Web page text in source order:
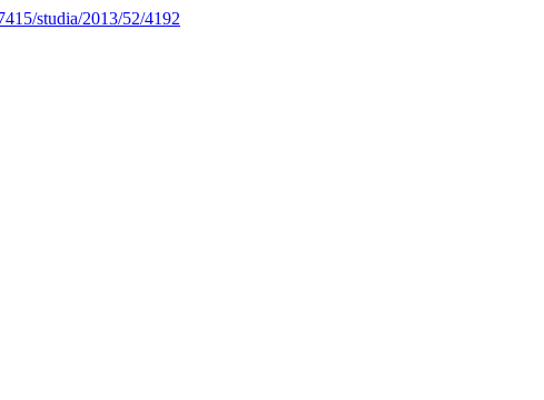
studia/2013/52/4192